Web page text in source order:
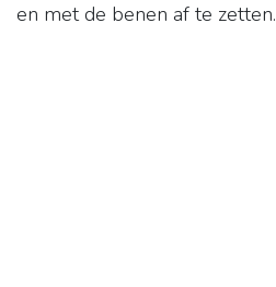
en met de benen af te zetten.